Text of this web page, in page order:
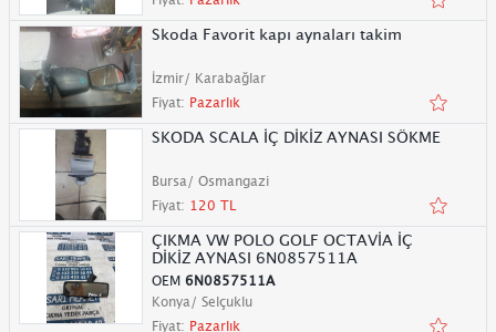
Skoda Favorit kapı aynaları takim
İzmir/ Karabağlar
Fiyat: Pazarlık
SKODA SCALA İÇ DİKİZ AYNASI SÖKME
Bursa/ Osmangazi
Fiyat: 120 TL
ÇIKMA VW POLO GOLF OCTAVİA İÇ
DİKİZ AYNASI 6N0857511A
OEM 6N0857511A
Konya/ Selçuklu
Fiyat: Pazarlık